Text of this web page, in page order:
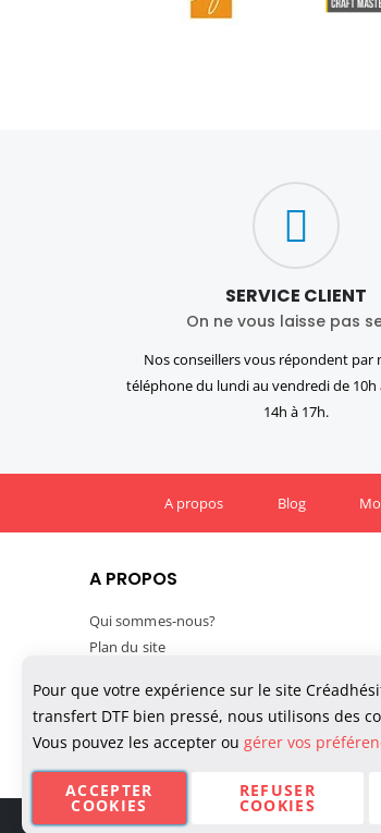
SERVICE CLIENT
On ne vous laisse pas
Nos conseillers vous répondent par
téléphone du lundi au vendredi de 10h
14h à 17h.
A propos Blog
A PROPOS
Qui sommes-nous?
Plan du site
Conditions générales de vente
Confidentialité des données
Politique de cookies
© Créadhésif 2025. Tous Droits Réservés.
Pour que votre expérience sur le site
transfert DTF bien pressé, nous utilisons des
Vous pouvez les accepter ou gérer vos
ACCEPTER
COOKIES
REFUSER
COOKIES